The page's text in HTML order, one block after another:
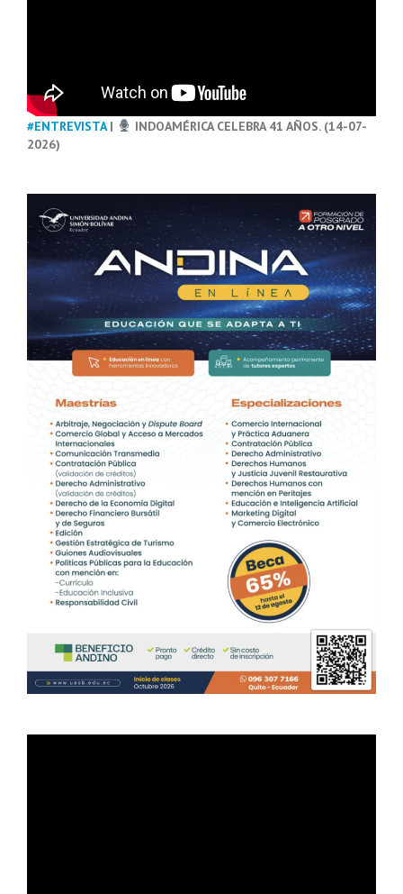
#ENTREVISTA|
INDOAMÉRICA CELEBRA 41 AÑOS. (14-07-
2026)